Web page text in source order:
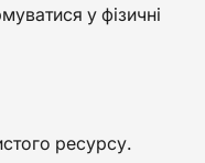
у фізичні
ресурсу.